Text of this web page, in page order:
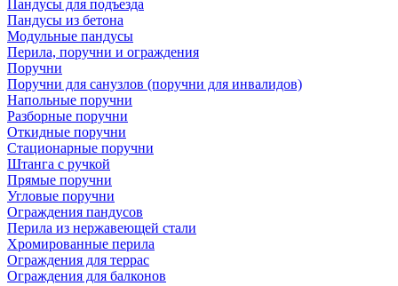
Пандусы для подъезда
Пандусы из бетона
Модульные пандусы
Перила, поручни и ограждения
Поручни
Поручни для санузлов (поручни для инвалидов)
Напольные поручни
Разборные поручни
Откидные поручни
Стационарные поручни
Штанга с ручкой
Прямые поручни
Угловые поручни
Ограждения пандусов
Перила из нержавеющей стали
Хромированные перила
Ограждения для террас
Ограждения для балконов